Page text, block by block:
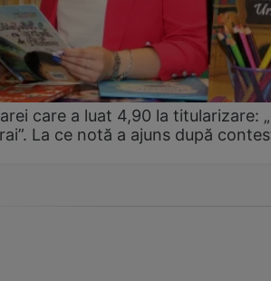
care a luat 4,90 la titularizare:
La ce notă a ajuns după